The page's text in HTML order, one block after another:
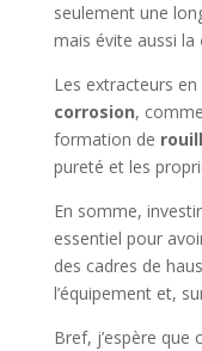
seulement une
mais évite aussi la
Les extracteurs
corrosion, comme
formation de
pureté et les
En somme,
essentiel pour
des cadres de
l’équipement et,
Bref, j’espère